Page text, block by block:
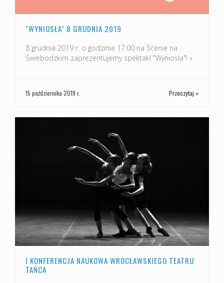
"WYNIOSŁA" 8 GRUDNIA 2019
8 grudnia 2019 r. o godzinie 17:00 na Scenie na
Świebodzkim zaprezentujemy spektakl "Wyniosła"! »
15 października 2019 r. Przeczytaj »
I KONFERENCJA NAUKOWA WROCŁAWSKIEGO TEATRU
TAŃCA